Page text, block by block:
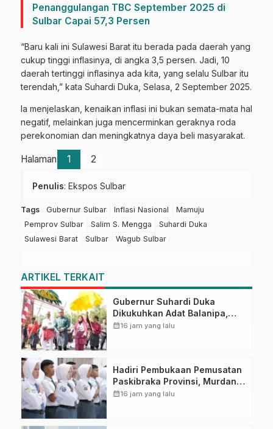
Penanggulangan TBC September 2025 di
Sulbar Capai 57,3 Persen
“Baru kali ini Sulawesi Barat itu berada pada daerah yang
cukup tinggi inflasinya, di angka 3,5 persen. Jadi, 10
daerah tertinggi inflasinya ada kita, yang selalu Sulbar itu
terendah,” kata Suhardi Duka, Selasa, 2 September 2025.
Ia menjelaskan, kenaikan inflasi ini bukan semata-mata hal
negatif, melainkan juga mencerminkan geraknya roda
perekonomian dan meningkatnya daya beli masyarakat.
Halaman 1 2
Penulis: Ekspos Sulbar
Tags Gubernur Sulbar Inflasi Nasional
Mamuju
Pemprov Sulbar
Salim S. Mengga
Suhardi Duka
Sulawesi Barat
Sulbar Wagub Sulbar
ARTIKEL TERKAIT
Gubernur Suhardi Duka
Dikukuhkan Adat Balanipa,
Raih Gelar Sulo Tappidena
calendar_month16 jam yang lalu
Hadiri Pembukaan Pemusatan
Paskibraka Provinsi, Murdanil:
Ini Membentuk Karakter
calendar_month16 jam yang lalu